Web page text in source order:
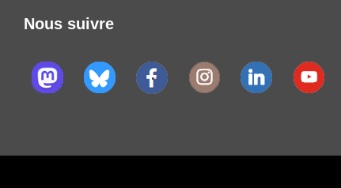
Nous suivre